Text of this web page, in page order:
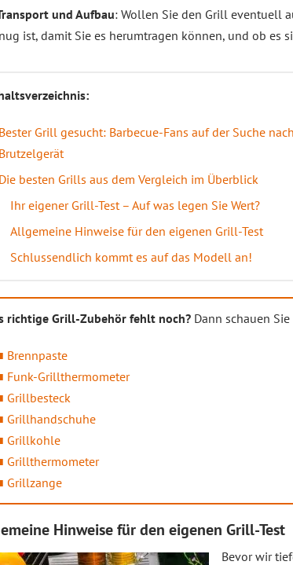
und Aufbau: Wollen Sie den Grill eventuell
ist, damit Sie es herumtragen können, und ob es
Bester Grill gesucht: Barbecue-Fans auf der Suche
Brutzelgerät
Die besten Grills aus dem Vergleich im Überblick
Ihr eigener Grill-Test – Auf was legen Sie Wert?
Allgemeine Hinweise für den eigenen Grill-Test
Schlussendlich kommt es auf das Modell an!
richtige Grill-Zubehör fehlt noch? Dann schauen
Brennpaste
Funk-Grillthermometer
Grillbesteck
Grillhandschuhe
Grillkohle
Grillthermometer
Grillzange
Hinweise für den eigenen Grill-Test
Bevor wir